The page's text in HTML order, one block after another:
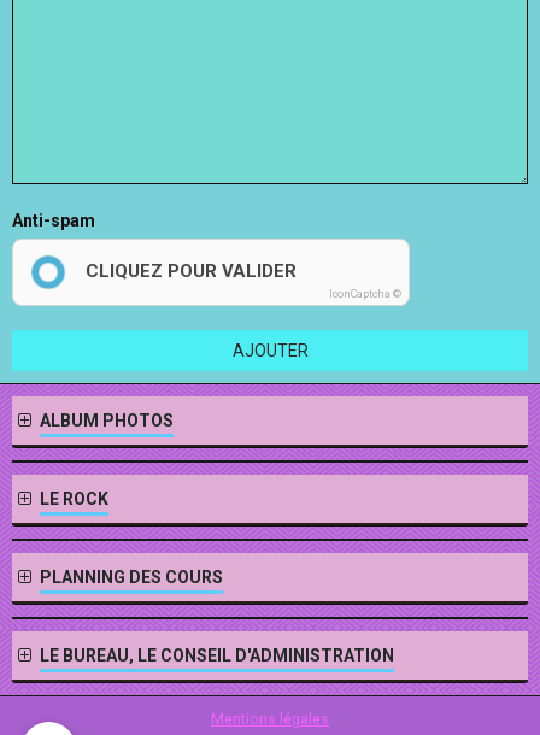
Anti-spam
CLIQUEZ POUR VALIDER
IconCaptcha ©
AJOUTER
ALBUM PHOTOS
LE ROCK
PLANNING DES COURS
LE BUREAU, LE CONSEIL D'ADMINISTRATION
Mentions légales